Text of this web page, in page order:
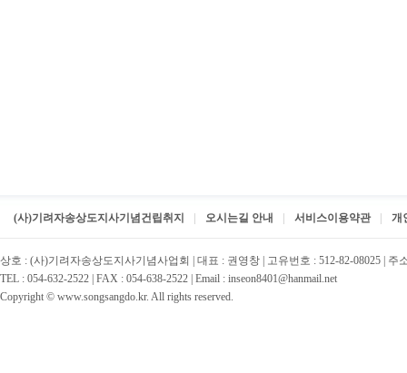
(사)기려자송상도지사기념건립취지 오시는길 안내 서비스이용약관 개
상호 : (사)기려자송상도지사기념사업회 | 대표 : 권영창 | 고유번호 : 512-82-08025 |
TEL : 054-632-2522 | FAX : 054-638-2522 | Email : inseon8401@hanmail.net
Copyright © www.songsangdo.kr. All rights reserved.